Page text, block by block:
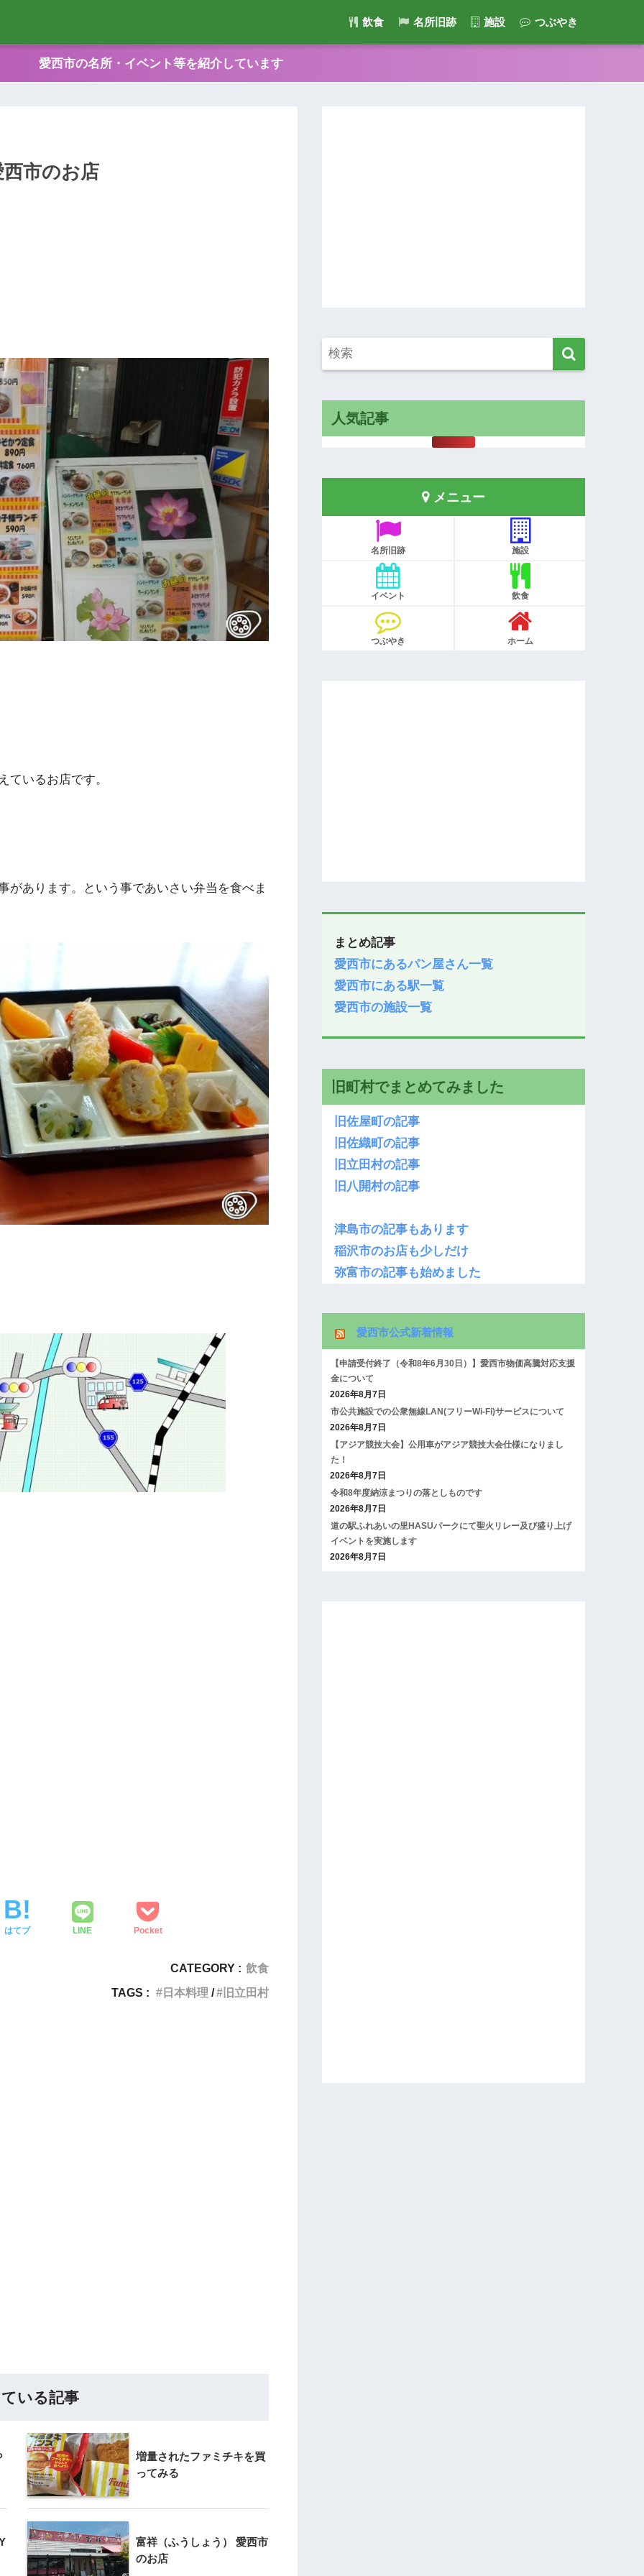
飲食 名所旧跡 施設 つぶやき
愛西市の名所・イベント等を紹介しています
市のお店
ているお店です。
があります。という事であいさい弁当を食べま
はてブ LINE Pocket
CATEGORY : 飲食
TAGS :
日本料理 旧立田村
いる記事
増量されたファミチキを買
ってみる
富祥（ふうしょう） 愛西市
のお店
人気記事
メニュー
名所旧跡 施設
イベント 飲食
つぶやき ホーム
まとめ記事
愛西市にあるパン屋さん一覧
愛西市にある駅一覧
愛西市の施設一覧
旧町村でまとめてみました
旧佐屋町の記事
旧佐織町の記事
旧立田村の記事
旧八開村の記事
津島市の記事もあります
稲沢市のお店も少しだけ
弥富市の記事も始めました
愛西市公式新着情報
【申請受付終了（令和8年6月30日）】愛西市物価高騰対応支援
金について
2026年8月7日
市公共施設での公衆無線LAN(フリーWi-Fi)サービスについて
2026年8月7日
【アジア競技大会】公用車がアジア競技大会仕様になりまし
た！
2026年8月7日
令和8年度納涼まつりの落としものです
2026年8月7日
道の駅ふれあいの里HASUパークにて聖火リレー及び盛り上げ
イベントを実施します
2026年8月7日